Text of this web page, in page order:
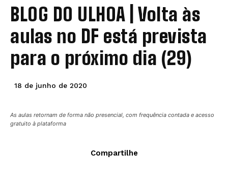
BLOG DO ULHOA | Volta às
aulas no DF está prevista
para o próximo dia (29)
18 de junho de 2020
As aulas retornam de forma não presencial, com frequência contada e acesso
gratuito à plataforma
Compartilhe